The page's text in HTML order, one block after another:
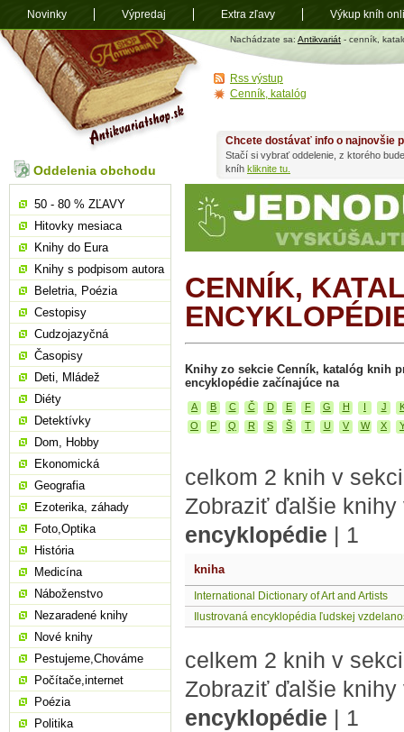
Antikvariát
shop.sk
Nachádzate sa: Antikvariát - cenník,
CENNÍK,
Knihy zo sekcie Cenník, katalóg knih
encyklopédie začínajúce na
A B C Č D E F G H J
O
P Q R S Š T U V W X
celkom 2 knih v
Zobraziť ďalšie
encyklopédie | 1
kniha
International Dictionary of Art and Artists
Ilustrovaná encyklopédia ľudskej
celkem 2 knih v sekci
Zobraziť ďalšie
encyklopédie | 1
Chcete dostávať info o najnovšie
Stačí si vybrať oddelenie, z ktorého
kníh kliknite tu.
Oddelenia obchodu
50 - 80 % ZĽAVY
Hitovky mesiaca
Knihy do Eura
Knihy s podpisom autora
Beletria, Poézia
Cestopisy
Cudzojazyčná
Časopisy
Deti, Mládež
Diéty
Detektívky
Dom, Hobby
Ekonomická
Geografia
Ezoterika, záhady
Foto,Optika
História
Medicína
Náboženstvo
Nezaradené knihy
Nové knihy
Pestujeme,Chováme
Počítače,internet
Poézia
Politika
Rss výstup
Cenník, katalóg
Novinky Výpredaj Extra zľavy Výkup kníh